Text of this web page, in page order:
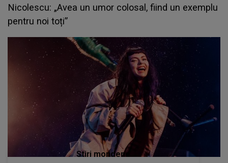
Nicolescu: „Avea un umor colosal, fiind un exemplu
pentru noi toți”
Stiri mondene